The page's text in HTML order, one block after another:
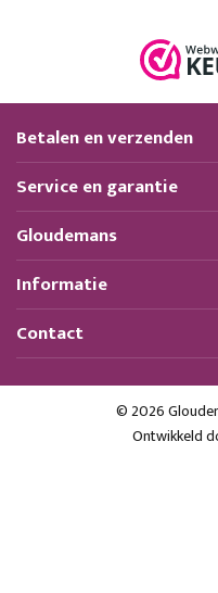
Betalen en verzenden
Service en garantie
Gloudemans
Informatie
Contact
© 2026
Ontwikkeld